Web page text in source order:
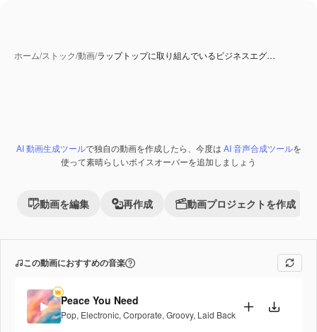
ホーム/ストック/動画/ラップトップに取り組んでいるビジネスエグ…
PremiumAI 生成コンテンツ
AI 動画生成ツールで独自の動画を作成したら、今度は AI 音声合成ツールを
使って素晴らしいボイスオーバーを追加しましょう
動画を編集 再作成 動画プロジェクトを作成
この動画におすすめの音楽
Peace You Need
Pop, Electronic, Corporate, Groovy, Laid Back